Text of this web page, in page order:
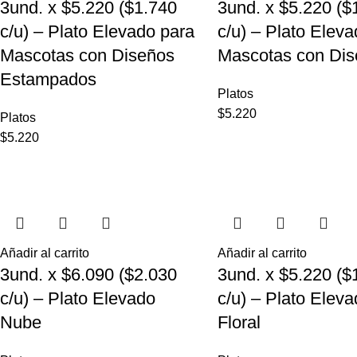
3und. x $5.220 ($1.740
c/u) – Plato Elevado para
Mascotas con Diseños
Estampados
Platos
$5.220
3und. x $5.220
c/u) – Plato
Mascotas con
Platos
$5.220
Añadir al carrito
3und. x $6.090 ($2.030
c/u) – Plato Elevado
Nube
Añadir al carrito
3und. x $5.220
c/u) – Plato
Floral